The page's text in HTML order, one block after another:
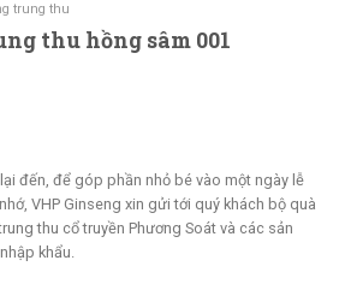
trung thu
thu hồng sâm 001
đến, để góp phần nhỏ bé vào một ngày lễ
VHP Ginseng xin gửi tới quý khách bộ quà
thu cổ truyền Phương Soát và các sản
khẩu.